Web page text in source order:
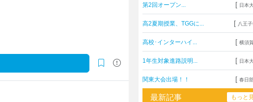
第2回オープン... [ 日本
高2夏期授業、TGGに... [ 八王
高校･インターハイ... [ 横須
1年生対象進路説明... [ 日本
関東大会出場！！ [ 春日
最新記事 もっと